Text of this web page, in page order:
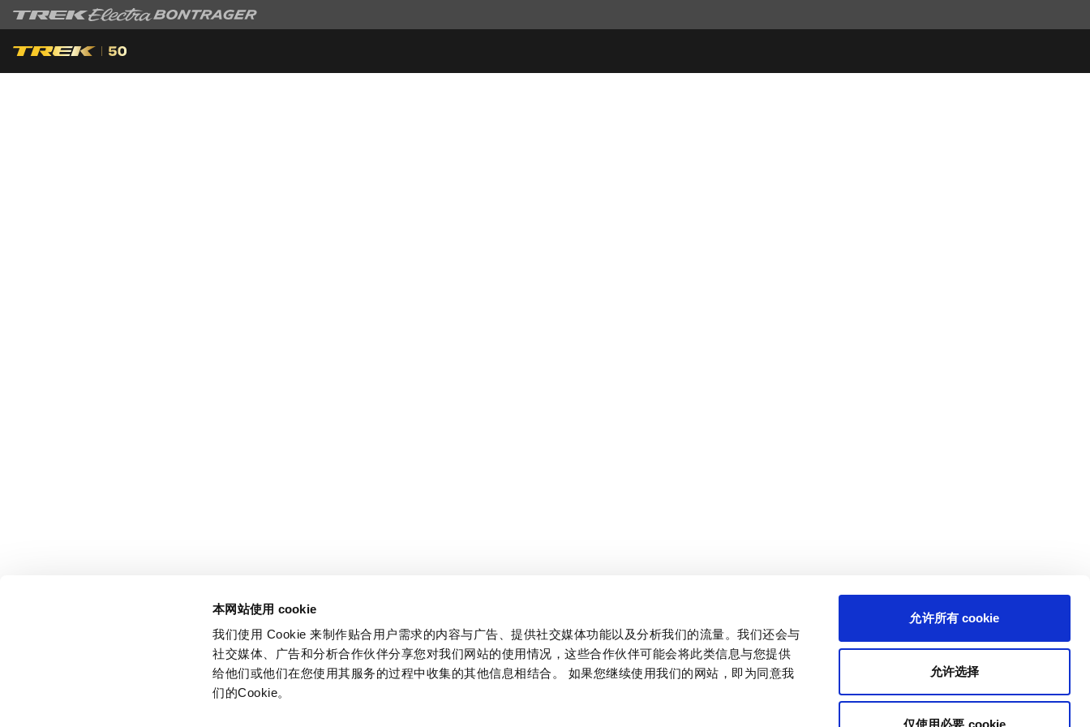
本网站使用 cookie
我们使用 Cookie 来制作贴合用户需求的内容与广告、提供社交媒体功能以及分析我们的流量。我们还会与
社交媒体、广告和分析合作伙伴分享您对我们网站的使用情况，这些合作伙伴可能会将此类信息与您提供
给他们或他们在您使用其服务的过程中收集的其他信息相结合。 如果您继续使用我们的网站，即为同意我
们的Cookie。
允许所有 cookie
允许选择
仅使用必要 cookie